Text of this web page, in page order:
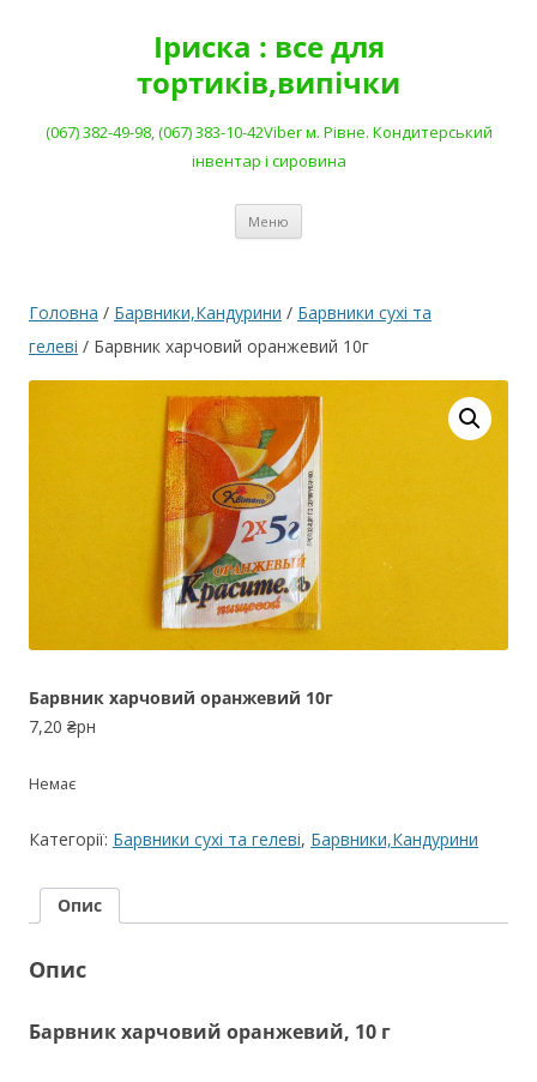
Іриска : все для
тортиків,випічки
(067) 382-49-98, (067) 383-10-42Viber м. Рівне. Кондитерський
інвентар і сировина
Меню
Головна / Барвники,Кандурини / Барвники сухі та
гелеві / Барвник харчовий оранжевий 10г
Барвник харчовий оранжевий 10г
7,20 ₴рн
Немає
Категорії: Барвники сухі та гелеві, Барвники,Кандурини
Опис
Опис
Барвник харчовий оранжевий, 10 г